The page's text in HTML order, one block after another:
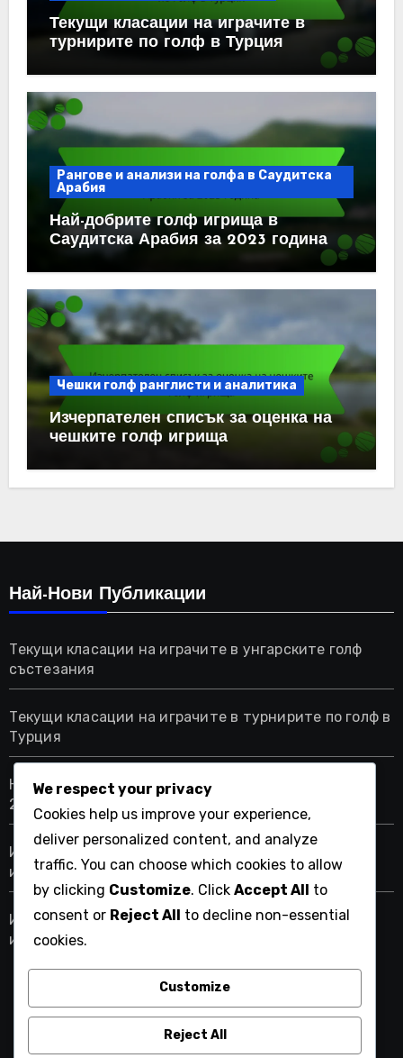
Текущи класации на играчите в
турнирите по голф в Турция
Рангове и анализи на голфа в Саудитска
Арабия
Най-добрите голф игрища в
Саудитска Арабия за 2023 година
Чешки голф ранглисти и аналитика
Изчерпателен списък за оценка на
чешките голф игрища
Най-Нови Публикации
Текущи класации на играчите в унгарските голф
състезания
Текущи класации на играчите в турнирите по голф в
Турция
Най-добрите голф игрища в Саудитска Арабия за
2023 година
Изчерпателен списък за оценка на чешките голф
игрища
Изчерпателен списък за оценка на френски голф
игрища
gtfashiondiary.com
We respect your privacy
Cookies help us improve your experience,
deliver personalized content, and analyze
traffic. You can choose which cookies to allow
by clicking Customize. Click Accept All to
consent or Reject All to decline non-essential
cookies.
Customize
Reject All